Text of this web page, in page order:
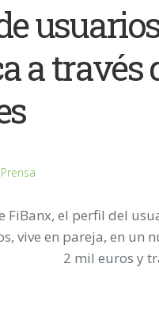
a través
FiBanx, el perfil del
vive en pareja, en un
2 mil euros y